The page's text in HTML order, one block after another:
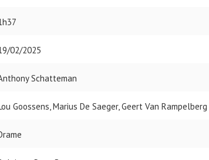
02/2025
Schatteman
Goossens, Marius De Saeger, Geert Van Rampelberg